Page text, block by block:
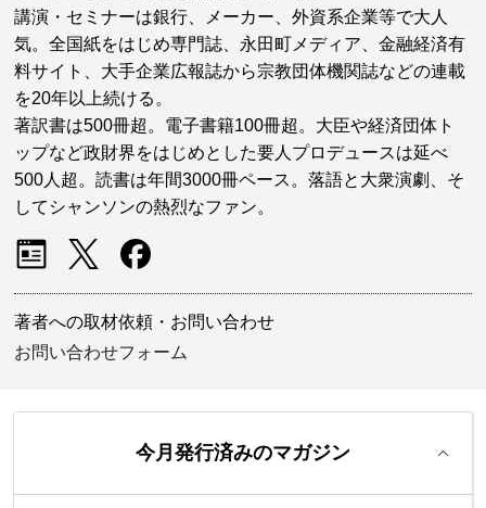
講演・セミナーは銀行、メーカー、外資系企業等で大人
気。全国紙をはじめ専門誌、永田町メディア、金融経済有
料サイト、大手企業広報誌から宗教団体機関誌などの連載
を20年以上続ける。
著訳書は500冊超。電子書籍100冊超。大臣や経済団体ト
ップなど政財界をはじめとした要人プロデュースは延べ
500人超。読書は年間3000冊ペース。落語と大衆演劇、そ
してシャンソンの熱烈なファン。
著者への取材依頼・お問い合わせ
お問い合わせフォーム
今月発行済みのマガジン